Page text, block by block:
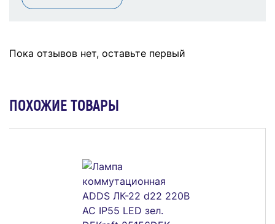
Пока отзывов нет, оставьте первый
ПОХОЖИЕ ТОВАРЫ